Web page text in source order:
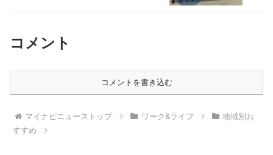
コメント
コメントを書き込む
マイナビニューストップ ワーク&ライフ
地域別お
すすめ